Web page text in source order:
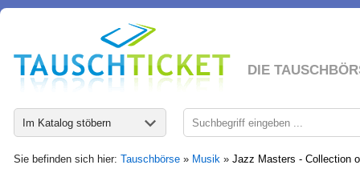
DIE
Im Katalog stöbern
Sie befinden sich hier: Tauschbörse » Musik » Jazz Masters - Collection